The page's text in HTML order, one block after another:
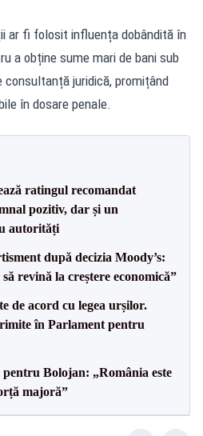
ar fi folosit influența dobândită în
a obține sume mari de bani sub
juridică, promițând
în dosare penale.
ratingul recomandat
pozitiv, dar și un
autorități
după decizia Moody’s:
revină la creștere economică”
de acord cu legea urșilor.
în Parlament pentru
Bolojan: „România este
majoră”